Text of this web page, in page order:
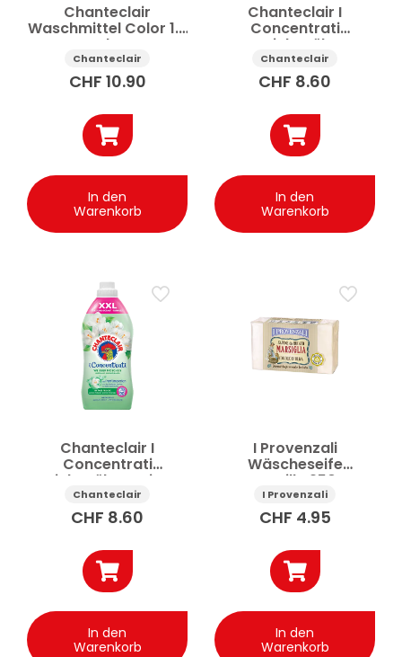
Chanteclair
Waschmittel Color 1.8
l
Chanteclair
CHF 10.90
In den
Warenkorb
Chanteclair I
Concentrati
Weichspüler
Orangenblüte und
Narzisse 1.8 l
Chanteclair
CHF 8.60
In den
Warenkorb
Chanteclair I
Concentrati
Weichspüler Weisser
Moschus 1.8 l
Chanteclair
CHF 8.60
In den
Warenkorb
I Provenzali
Wäscheseife
Marseille 250 g
I Provenzali
CHF 4.95
In den
Warenkorb